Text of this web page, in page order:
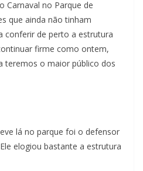
Carnaval no Parque de
que ainda não tinham
conferir de perto a estrutura
firme como ontem,
teremos o maior público dos
lá no parque foi o defensor
elogiou bastante a estrutura